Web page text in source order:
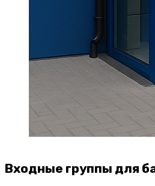
Входные группы для